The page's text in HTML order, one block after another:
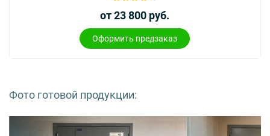
от 23 800 руб.
Оформить предзаказ
Фото готовой продукции: